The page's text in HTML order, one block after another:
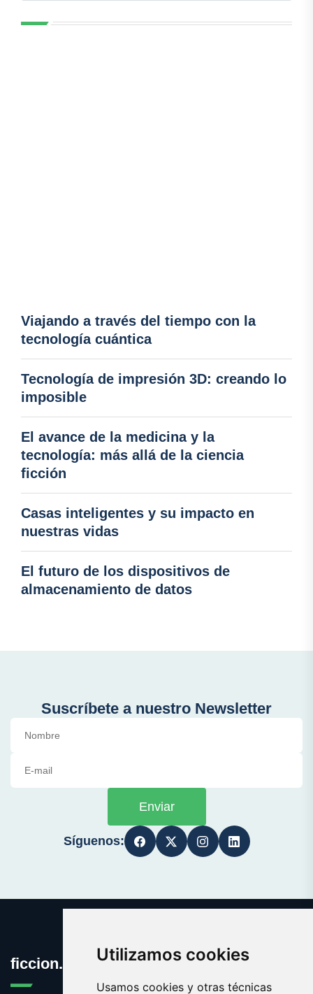
Utilizamos cookies
Usamos cookies y otras técnicas
Viajando a través del tiempo con la
tecnología cuántica
Tecnología de impresión 3D: creando lo
imposible
El avance de la medicina y la
tecnología: más allá de la ciencia
ficción
Casas inteligentes y su impacto en
nuestras vidas
El futuro de los dispositivos de
almacenamiento de datos
Suscríbete a nuestro Newsletter
Enviar
Síguenos:
ficcion.es